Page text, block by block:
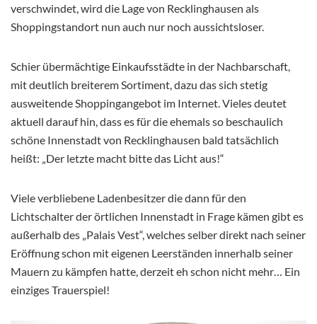
verschwindet, wird die Lage von Recklinghausen als
Shoppingstandort nun auch nur noch aussichtsloser.
Schier übermächtige Einkaufsstädte in der Nachbarschaft,
mit deutlich breiterem Sortiment, dazu das sich stetig
ausweitende Shoppingangebot im Internet. Vieles deutet
aktuell darauf hin, dass es für die ehemals so beschaulich
schöne Innenstadt von Recklinghausen bald tatsächlich
heißt: „Der letzte macht bitte das Licht aus!“
Viele verbliebene Ladenbesitzer die dann für den
Lichtschalter der örtlichen Innenstadt in Frage kämen gibt es
außerhalb des „Palais Vest“, welches selber direkt nach seiner
Eröffnung schon mit eigenen Leerständen innerhalb seiner
Mauern zu kämpfen hatte, derzeit eh schon nicht mehr… Ein
einziges Trauerspiel!